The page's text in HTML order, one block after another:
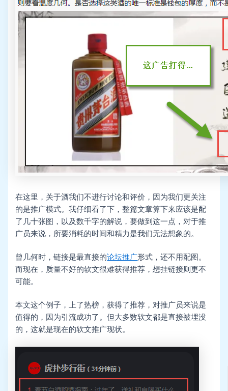
在这里，关于酒我们不进行讨论和评价，因为我们更关注
的是推广模式。我仔细看了下，整篇文章算下来应该是配
了几十张图，以及数千字的解说，要做到这一点，对于推
广员来说，所要消耗的时间和精力是我们无法想象的。
曾几何时，链接是最直接的论坛推广形式，还不用配图。
而现在，质量不好的软文很难获得推荐，想挂链接则更不
可能。
本文这个例子，上了热榜，获得了推荐，对推广员来说是
值得的，因为引流成功了。但大多数软文都是直接被埋没
的，这就是现在的软文推广现状。